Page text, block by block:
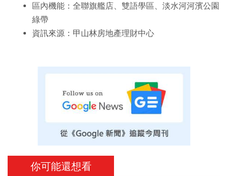
區內機能：全聯旗艦店、雙語學區、淡水河河濱公園
綠帶
資訊來源：甲山林房地產理財中心
你可能還想看